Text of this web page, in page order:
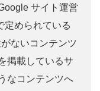
サイト運営
定められている
ないコンテンツ
掲載しているサ
なコンテンツへ